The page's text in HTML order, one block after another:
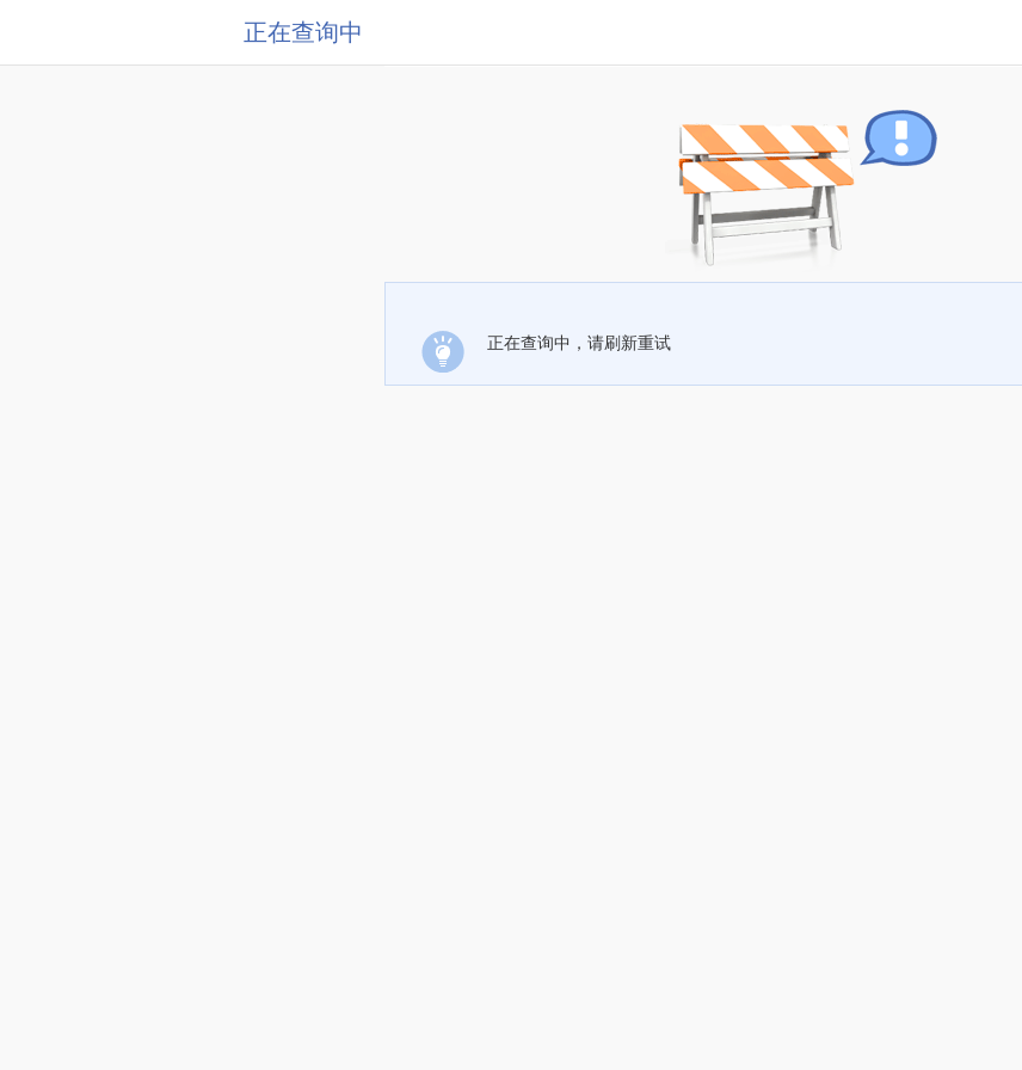
正在查询中
正在查询中，请刷新重试